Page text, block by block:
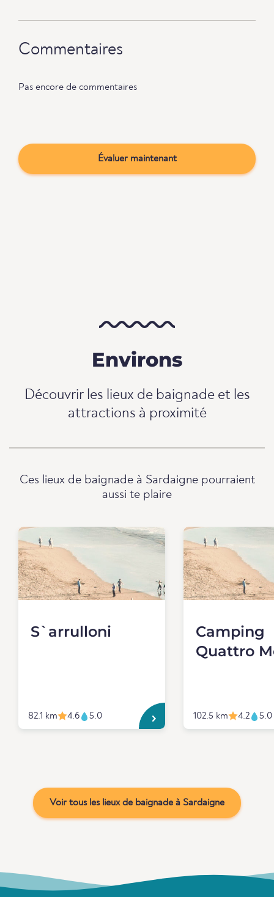
Commentaires
Pas encore de commentaires
Évaluer maintenant
Environs
Découvrir les lieux de baignade et les
attractions à proximité
Ces lieux de baignade à Sardaigne pourraient
aussi te plaire
S`arrulloni
82.1 km 4.6 5.0
Camping
Quattro
102.5 km 4.2 5.0
Voir tous les lieux de baignade à Sardaigne